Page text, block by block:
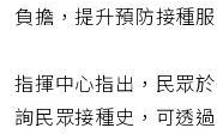
負擔，提升預防接種
指揮中心指出，民眾
詢民眾接種史，可透